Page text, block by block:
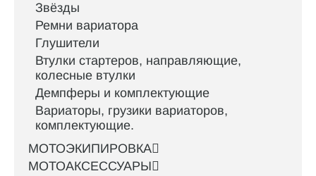
Звёзды
Ремни вариатора
Глушители
Втулки стартеров, направляющие,
колесные втулки
Демпферы и комплектующие
Вариаторы, грузики вариаторов,
комплектующие.
МОТОЭКИПИРОВКА
МОТОАКСЕССУАРЫ